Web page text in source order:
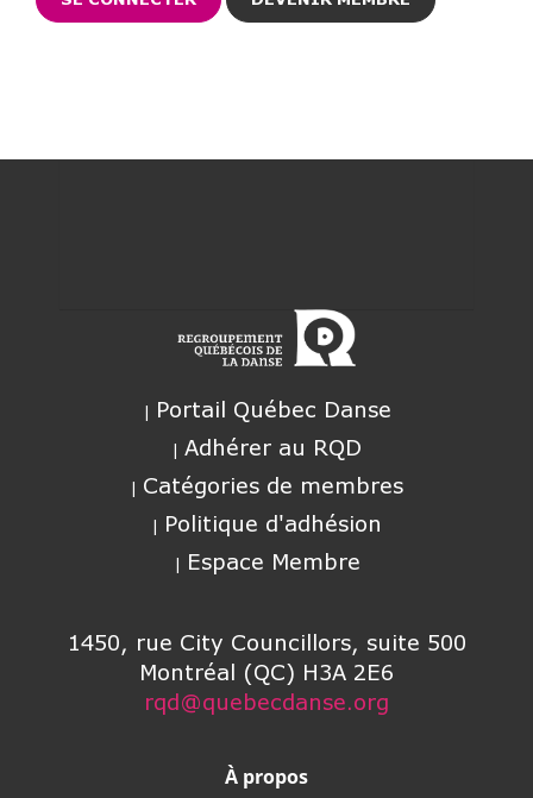
Portail Québec Danse
Adhérer au RQD
Catégories de membres
Politique d'adhésion
Espace Membre
1450, rue City Councillors, suite 500
Montréal (QC) H3A 2E6
rqd@quebecdanse.org
À propos